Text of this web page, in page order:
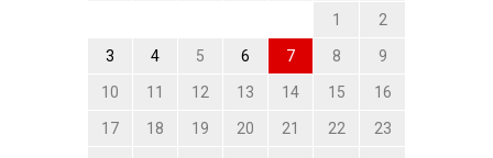
1 2
3 4 5 6 7 8 9
10 11 12 13 14 15 16
17 18 19 20 21 22 23